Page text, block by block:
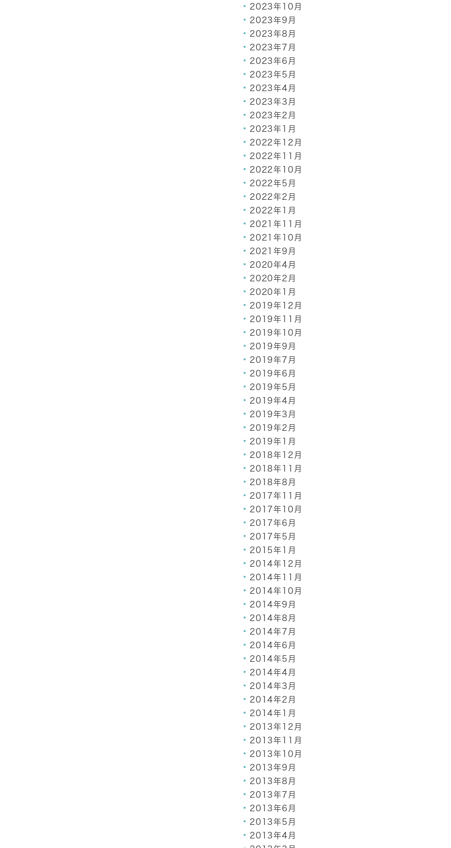
2023年10月
2023年9月
2023年8月
2023年7月
2023年6月
2023年5月
2023年4月
2023年3月
2023年2月
2023年1月
2022年12月
2022年11月
2022年10月
2022年5月
2022年2月
2022年1月
2021年11月
2021年10月
2021年9月
2020年4月
2020年2月
2020年1月
2019年12月
2019年11月
2019年10月
2019年9月
2019年7月
2019年6月
2019年5月
2019年4月
2019年3月
2019年2月
2019年1月
2018年12月
2018年11月
2018年8月
2017年11月
2017年10月
2017年6月
2017年5月
2015年1月
2014年12月
2014年11月
2014年10月
2014年9月
2014年8月
2014年7月
2014年6月
2014年5月
2014年4月
2014年3月
2014年2月
2014年1月
2013年12月
2013年11月
2013年10月
2013年9月
2013年8月
2013年7月
2013年6月
2013年5月
2013年4月